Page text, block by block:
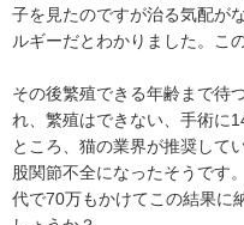
子を見たのですが治る気配が
ルギーだとわかりました。こ
その後繁殖できる年齢まで待
れ、繁殖はできない、手術に
ところ、猫の業界が推奨して
股関節不全になったそうです
代で70万もかけてこの結果に